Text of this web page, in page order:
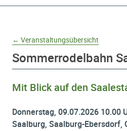
← Veranstaltungsübersicht
Sommerrodelbahn
Mit Blick auf den
Donnerstag, 09.07.2026 10.00
Saalburg, Saalburg-Ebersdorf,